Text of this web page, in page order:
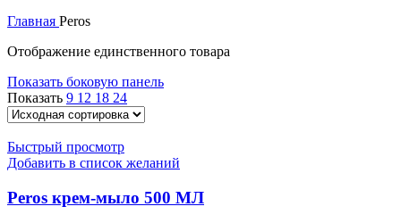
Главная Peros
Отображение единственного товара
Показать боковую панель
Показать 9 12 18 24
Быстрый просмотр
Добавить в список желаний
Peros крем-мыло 500 МЛ